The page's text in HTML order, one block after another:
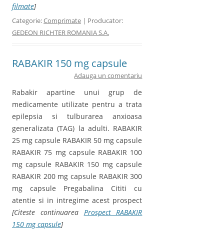
filmate]
Categorie:Comprimate | Producator:
GEDEON RICHTER ROMANIA S.A.
RABAKIR 150 mg capsule
Adauga un comentariu
Rabakir apartine unui grup de
medicamente utilizate pentru a trata
epilepsia si tulburarea anxioasa
generalizata (TAG) la adulti. RABAKIR
25 mg capsule RABAKIR 50 mg capsule
RABAKIR 75 mg capsule RABAKIR 100
mg capsule RABAKIR 150 mg capsule
RABAKIR 200 mg capsule RABAKIR 300
mg capsule Pregabalina Cititi cu
atentie si in intregime acest prospect
[Citeste continuarea Prospect RABAKIR
150 mg capsule]